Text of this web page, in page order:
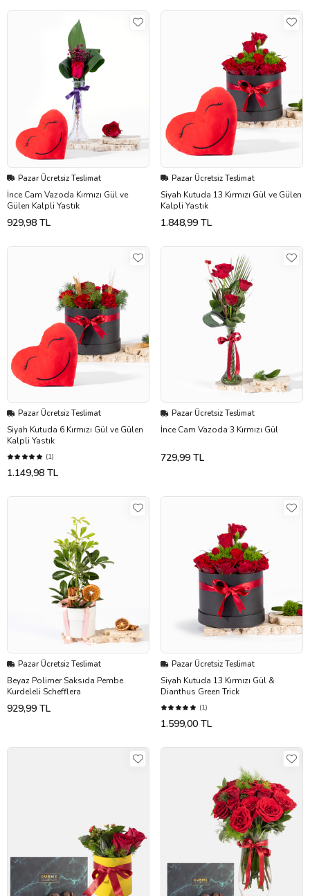
Pazar Ücretsiz Teslimat
İnce Cam Vazoda Kırmızı Gül ve
Gülen Kalpli Yastık
929,98 TL
Pazar Ücretsiz Teslimat
Siyah Kutuda 13 Kırmızı Gül ve Gülen
Kalpli Yastık
1.848,99 TL
Pazar Ücretsiz Teslimat
Siyah Kutuda 6 Kırmızı Gül ve Gülen
Kalpli Yastık
(1)
1.149,98 TL
Pazar Ücretsiz Teslimat
İnce Cam Vazoda 3 Kırmızı Gül
729,99 TL
Pazar Ücretsiz Teslimat
Beyaz Polimer Saksıda Pembe
Kurdeleli Schefflera
929,99 TL
Pazar Ücretsiz Teslimat
Siyah Kutuda 13 Kırmızı Gül &
Dianthus Green Trick
(1)
1.599,00 TL